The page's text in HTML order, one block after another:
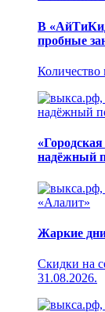
В
пробные
Количество
надёжный
Жаркие
Скидки на
31.08.2026.